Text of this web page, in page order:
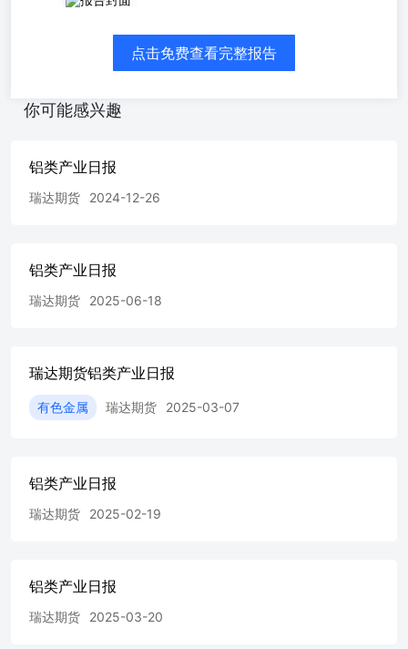
点击免费查看完整报告
你可能感兴趣
铝类产业日报
瑞达期货 2024-12-26
铝类产业日报
瑞达期货 2025-06-18
瑞达期货铝类产业日报
有色金属 瑞达期货 2025-03-07
铝类产业日报
瑞达期货 2025-02-19
铝类产业日报
瑞达期货 2025-03-20